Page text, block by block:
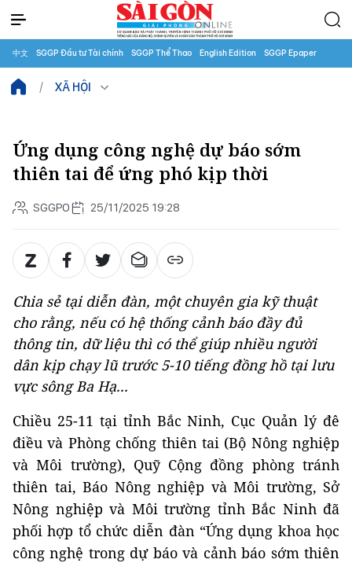
中文 SGGP Đầu tư Tài chính SGGP Thể Thao English Edition SGGP Epaper
XÃ HỘI
Ứng dụng công nghệ dự báo sớm
thiên tai để ứng phó kịp thời
SGGPO 25/11/2025 19:28
Chia sẻ tại diễn đàn, một chuyên gia kỹ thuật
cho rằng, nếu có hệ thống cảnh báo đầy đủ
thông tin, dữ liệu thì có thể giúp nhiều người
dân kịp chạy lũ trước 5-10 tiếng đồng hồ tại lưu
vực sông Ba Hạ...
Chiều 25-11 tại tỉnh Bắc Ninh, Cục Quản lý đê
điều và Phòng chống thiên tai (Bộ Nông nghiệp
và Môi trường), Quỹ Cộng đồng phòng tránh
thiên tai, Báo Nông nghiệp và Môi trường, Sở
Nông nghiệp và Môi trường tỉnh Bắc Ninh đã
phối hợp tổ chức diễn đàn “Ứng dụng khoa học
công nghệ trong dự báo và cảnh báo sớm thiên